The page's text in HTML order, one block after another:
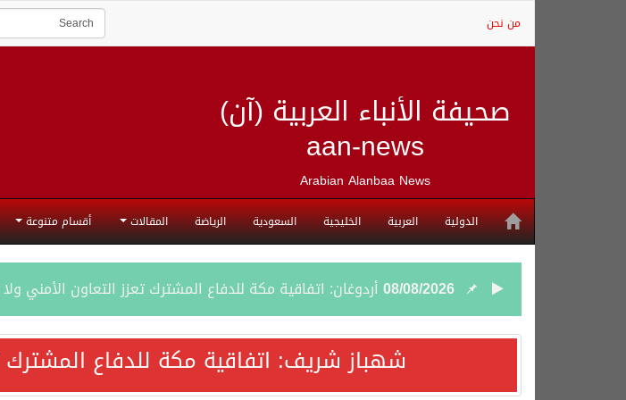
من نحن
صحيفة الأنباء العربية (آن)
aan-news
Arabian Alanbaa News
الدولية العربية الخليجية السعودية الرياضة المقالات أقسام متنوعة
08/08/2026 أردوغان: اتفاقية مكة للدفاع المشترك تعزز التعاون الأمني
08/08/2026سمو وزير الخارجية : اتفاقية مكة تعكس الإرادة السياسية
شهباز شريف: اتفاقية مكة للدفاع